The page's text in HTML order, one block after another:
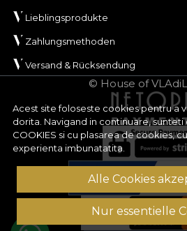
Acest site foloseste cookies pentru a
dorita. Navigand in continuare, sunteti
COOKIES si cu plasarea de cookies,
experienta imbunatatita.
Alle Cookies
Nur essentielle
Lieblingsprodukte
Zahlungsmethoden
Versand & Rücksendung
© House of